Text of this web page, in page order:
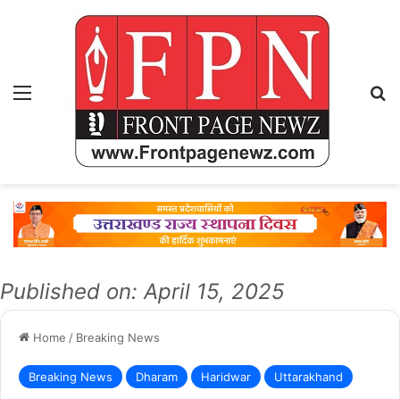
Menu
Published on: April 15, 2025
Home / Breaking News
Breaking News Dharam Haridwar Uttarakhand